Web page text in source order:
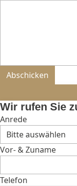
Bitte nicht ausfüllen.
Abschicken
Wir rufen Sie
Anrede
Vor- & Zuname
Telefon